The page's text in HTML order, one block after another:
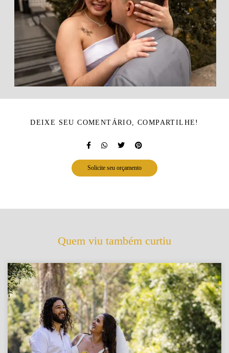
DEIXE SEU COMENTÁRIO, COMPARTILHE!
Solicite seu orçamento
Quem viu também curtiu